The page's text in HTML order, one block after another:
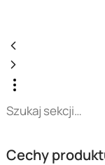
Cechy